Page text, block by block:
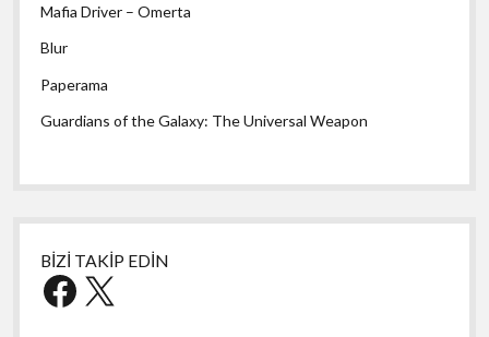
Mafia Driver – Omerta
Blur
Paperama
Guardians of the Galaxy: The Universal Weapon
BİZİ TAKİP EDİN
Facebook
X